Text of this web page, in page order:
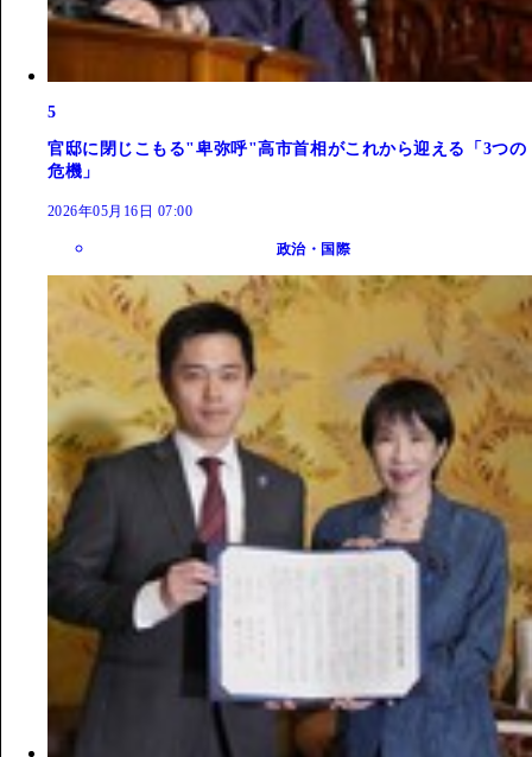
5
官邸に閉じこもる"卑弥呼"高市首相がこれから迎える「3つの
危機」
2026年05月16日 07:00
政治・国際